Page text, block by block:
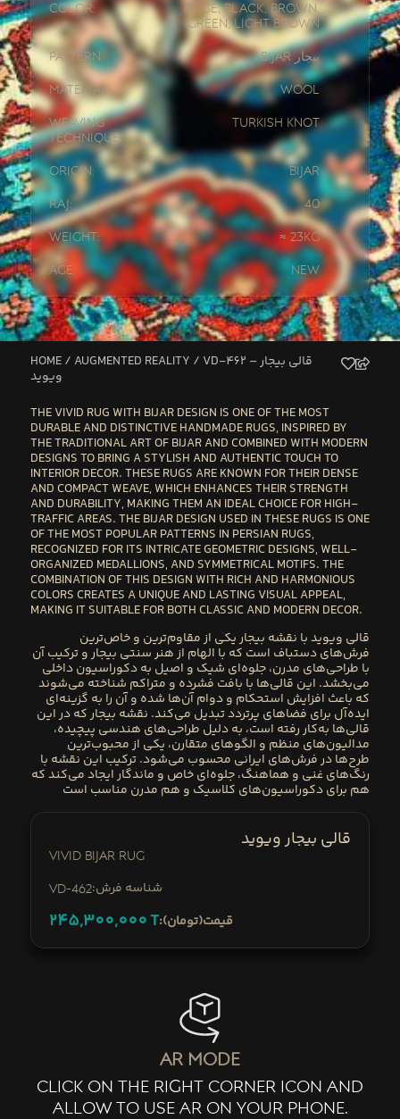
Color:
Beige, Black, Brown,
Green, Light Brown
Pattern: Bijar بیجار
Material: Wool
Weaving
Technique:
Turkish knot
Origin: Bijar
Raj: 40
Weight: ≈ 23kg
Age: New
HOME/ AUGMENTED REALITY / VD-462 – قالی بیجار
ویوید
THEVIVID RUG WITH BIJAR DESIGN IS ONE OF THE MOST
DURABLE AND DISTINCTIVE HANDMADE RUGS, INSPIRED BY
THE TRADITIONAL ART OFBIJARAND COMBINED WITH MODERN
DESIGNS TO BRING A STYLISH AND AUTHENTIC TOUCH TO
INTERIOR DECOR. THESE RUGS ARE KNOWN FOR THEIRDENSE
AND COMPACT WEAVE, WHICH ENHANCES THEIR STRENGTH
AND DURABILITY, MAKING THEM AN IDEAL CHOICE FORHIGH-
TRAFFIC AREAS. THEBIJAR DESIGN USED IN THESE RUGS IS ONE
OF THE MOST POPULAR PATTERNS IN PERSIAN RUGS,
RECOGNIZED FOR ITS INTRICATE GEOMETRIC DESIGNS, WELL-
ORGANIZED MEDALLIONS, AND SYMMETRICAL MOTIFS. THE
COMBINATION OF THIS DESIGN WITH RICH AND HARMONIOUS
COLORSCREATES A UNIQUE AND LASTING VISUAL APPEAL,
MAKING IT SUITABLE FOR BOTHCLASSIC AND MODERN DECOR.
قالی ویوید با نقشه بیجار یکی از مقاوم‌ترین و خاص‌ترین
فرش‌های دستباف است که با الهام از هنر سنتی بیجار و ترکیب آن
با طراحی‌های مدرن، جلوه‌ای شیک و اصیل به دکوراسیون داخلی
می‌بخشد. این قالی‌ها با بافت فشرده و متراکم شناخته می‌شوند
که باعث افزایش استحکام و دوام آن‌ها شده و آن را به گزینه‌ای
ایده‌آل برای فضاهای پرتردد تبدیل می‌کند. نقشه بیجار که در این
قالی‌ها به‌کار رفته است، به دلیل طراحی‌های هندسی پیچیده،
مدالیون‌های منظم و الگوهای متقارن، یکی از محبوب‌ترین
طرح‌ها در فرش‌های ایرانی محسوب می‌شود. ترکیب این نقشه با
رنگ‌های غنی و هماهنگ، جلوه‌ای خاص و ماندگار ایجاد می‌کند که
هم برایدکوراسیون‌های کلاسیک و هم مدرن مناسب است
قالی بیجار ویوید
Vivid Bijar Rug
VD-462 :شناسه فرش
245,300,000T :قیمت(تومان)
ar mode
click on the right corner icon and
allow to use ar on your phone.